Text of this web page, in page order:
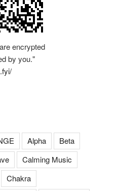
encrypted
by you."
Alpha
Beta
Calming Music
Chakra